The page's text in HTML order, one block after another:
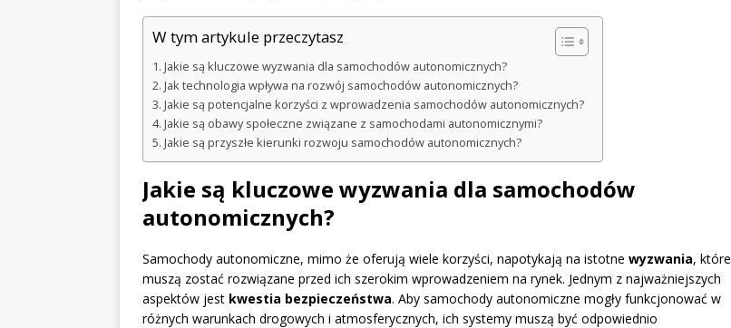
W tym artykule przeczytasz
Jakie są kluczowe wyzwania dla samochodów autonomicznych?
Jak technologia wpływa na rozwój samochodów autonomicznych?
Jakie są potencjalne korzyści z wprowadzenia samochodów autonomicznych?
Jakie są obawy społeczne związane z samochodami autonomicznymi?
Jakie są przyszłe kierunki rozwoju samochodów autonomicznych?
Jakie są kluczowe wyzwania dla samochodów
autonomicznych?
Samochody autonomiczne, mimo że oferują wiele korzyści, napotykają na istotne wyzwania, które
muszą zostać rozwiązane przed ich szerokim wprowadzeniem na rynek. Jednym z najważniejszych
aspektów jest kwestia bezpieczeństwa. Aby samochody autonomiczne mogły funkcjonować w
różnych warunkach drogowych i atmosferycznych, ich systemy muszą być odpowiednio